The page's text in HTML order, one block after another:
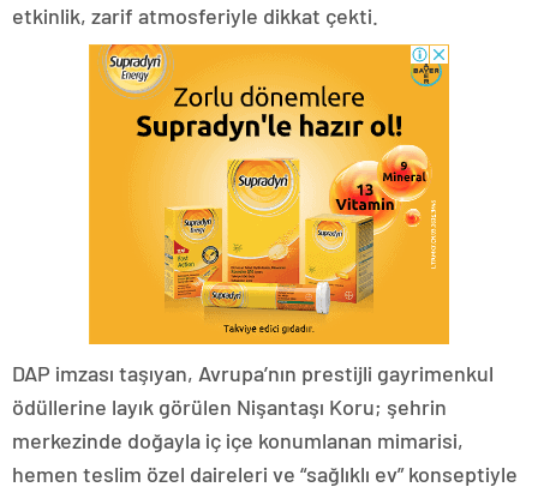
etkinlik, zarif atmosferiyle dikkat çekti.
DAP imzası taşıyan, Avrupa’nın prestijli gayrimenkul
ödüllerine layık görülen Nişantaşı Koru; şehrin
merkezinde doğayla iç içe konumlanan mimarisi,
hemen teslim özel daireleri ve “sağlıklı ev” konseptiyle